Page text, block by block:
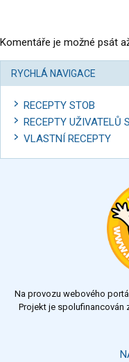
Komentáře je možné psát
RYCHLÁ NAVIGACE
RECEPTY STOB
RECEPTY UŽIVATELŮ
VLASTNÍ RECEPTY
Na provozu webového
Projekt je spolufinancován